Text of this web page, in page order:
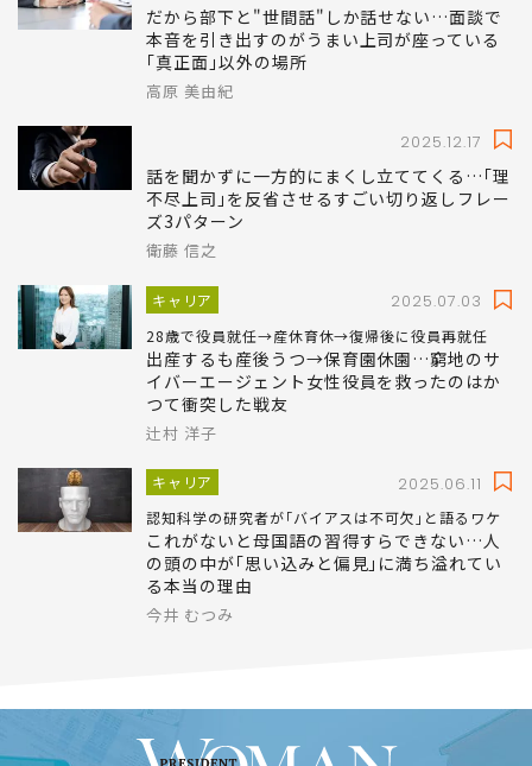
だから部下と"世間話"しか話せない…面談で
本音を引き出すのがうまい上司が座っている
｢真正面｣以外の場所
高原 美由紀
2025.12.17
話を聞かずに一方的にまくし立ててくる…｢理
不尽上司｣を反省させるすごい切り返しフレー
ズ3パターン
衛藤 信之
キャリア 2025.07.03
28歳で役員就任→産休育休→復帰後に役員再就任
出産するも産後うつ→保育園休園…窮地のサ
イバーエージェント女性役員を救ったのはか
つて衝突した戦友
辻村 洋子
キャリア 2025.06.11
認知科学の研究者が｢バイアスは不可欠｣と語るワケ
これがないと母国語の習得すらできない…人
の頭の中が｢思い込みと偏見｣に満ち溢れてい
る本当の理由
今井 むつみ